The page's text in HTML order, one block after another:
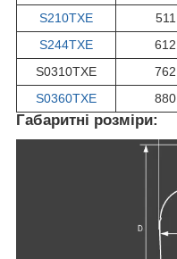
S210TXE
511
S244TXE
612
S0310TXE
762
S0360TXE
880
Габаритні розміри: